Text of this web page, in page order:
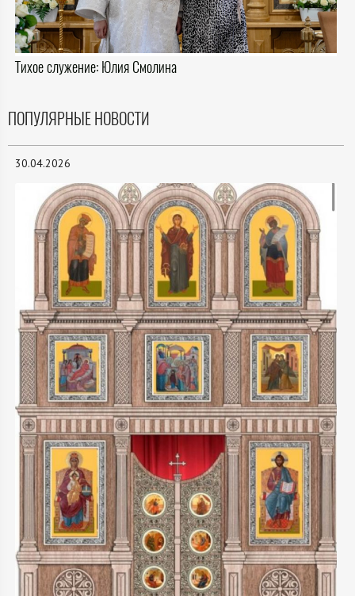
Тихое служение: Юлия Смолина
ПОПУЛЯРНЫЕ НОВОСТИ
30.04.2026